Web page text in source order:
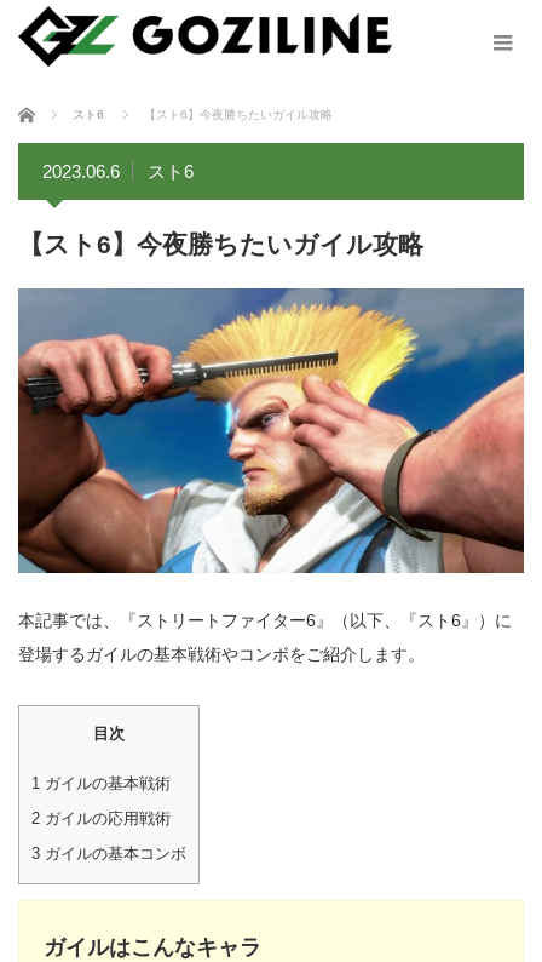
ホーム スト6 【スト6】今夜勝ちたいガイル攻略
2023.06.6 スト6
【スト6】今夜勝ちたいガイル攻略
本記事では、『ストリートファイター6』（以下、『スト6』）に
登場するガイルの基本戦術やコンボをご紹介します。
目次
1 ガイルの基本戦術
2 ガイルの応用戦術
3 ガイルの基本コンボ
ガイルはこんなキャラ